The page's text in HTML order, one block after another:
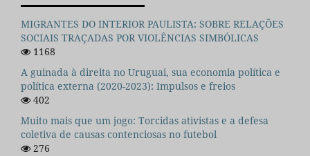
MIGRANTES DO INTERIOR PAULISTA: SOBRE RELAÇÕES
SOCIAIS TRAÇADAS POR VIOLÊNCIAS SIMBÓLICAS
1168
A guinada à direita no Uruguai, sua economia política e
política externa (2020-2023): Impulsos e freios
402
Muito mais que um jogo: Torcidas ativistas e a defesa
coletiva de causas contenciosas no futebol
276